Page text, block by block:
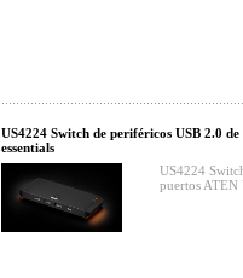
US4224 Switch de periféricos USB 2.0
essentials
US4224
puertos ATEN